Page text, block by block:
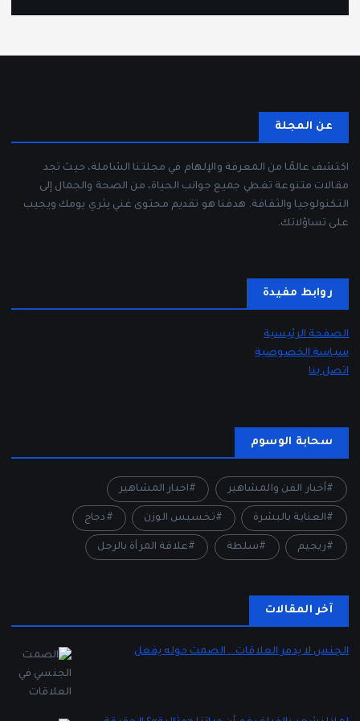
عن المجلة
اكتشف عالمًا من المعرفة والإلهام في مجلتنا الشاملة، حيث تجد
مقالات متنوعة تغطي جميع جوانب الحياة، من الصحة والجمال إلى
التكنولوجيا والثقافة. هدفنا هو تقديم محتوى غني يثري يومك ويجيب
على تساؤلاتك.
روابط مفيدة
الصفحة الرئيسية
سياسة الخصوصية
اتصل بنا
سحابة الوسوم
أخبار الفن والمشاهير اخبار المشاهير
العناية بالبشرة تخسيس الوزن دجاج
ريجيم سلطة علاقة المرأة بالرجل
آخر المقالات
الجنس لا يدمر العلاقات… الصمت حوله يفعل